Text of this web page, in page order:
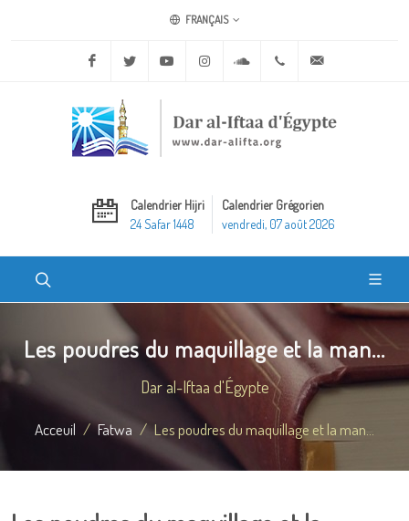
FRANÇAIS
Facebook Twitter Youtube Instagram Soundcloud+20 2 25970400
Calendrier Hijri
24 Safar 1448
Calendrier Grégorien
vendredi, 07 août 2026
Les poudres du maquillage et la man...
Dar al-Iftaa d'Égypte
Acceuil Fatwa Les poudres du maquillage et la man...